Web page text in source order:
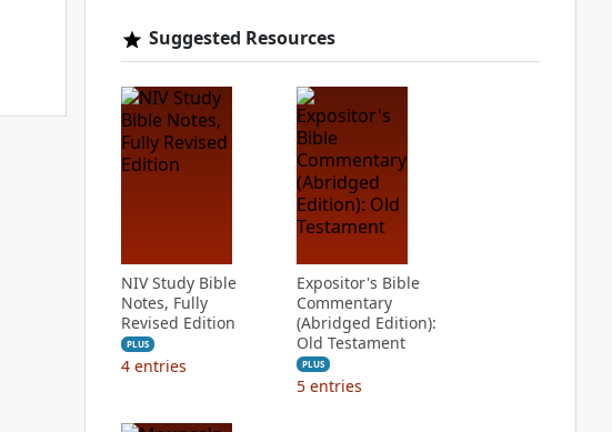
Suggested Resources
NIV Study Bible
Notes, Fully
Revised Edition
PLUS
4 entries
Expositor's Bible
Commentary
(Abridged Edition):
Old Testament
PLUS
5 entries